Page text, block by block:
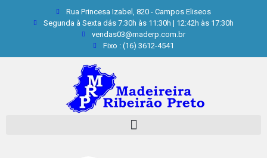
Rua Princesa Izabel, 820 - Campos Eliseos
Segunda à Sexta dás 7:30h às 11:30h | 12:42h às 17:30h
vendas03@maderp.com.br
Fixo : (16) 3612-4541